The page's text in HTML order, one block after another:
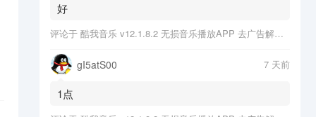
好
评论于 酷我音乐 v12.1.8.2 无损音乐播放APP 去广告解锁会员版
gI5atS00 7 天前
1点